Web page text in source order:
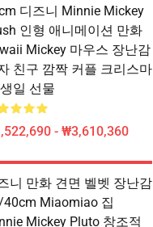
디즈니 Minnie Mickey
인형 애니메이션 만화
Mickey 마우스 장난감
친구 깜짝 커플 크리스마
일 선물
- ₩3,610,360
니 만화 견면 벨벳 장난감
Miaomiao 집
Mickey Pluto 창조적